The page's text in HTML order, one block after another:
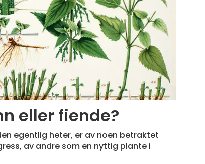
eller fiende?
egentlig heter, er av noen betraktet
av andre som en nyttig plante i